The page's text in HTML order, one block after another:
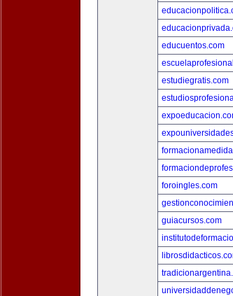
educuentos.com
estudiegratis.com
foroingles.com
guiacursos.com